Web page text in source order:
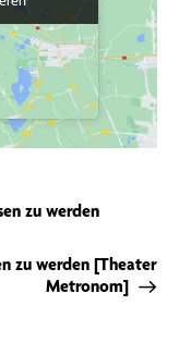
zu werden
zu werden [Theater
Metronom]